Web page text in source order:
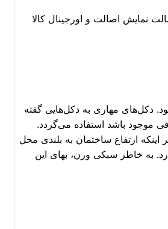
نمایش اصالت و اورجینال کالا
دکل‌های مهاری به دکل‌هایی گفته
موجود باشد استفاده می‌گردد.
ارتفاع ساختمان به بلندی محل
به خاطر سبکی وزن، بهای این